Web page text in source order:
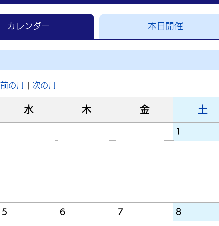
カレンダー 本日開催
前の月 次の月
水 木 金 土
1
5 6 7 8